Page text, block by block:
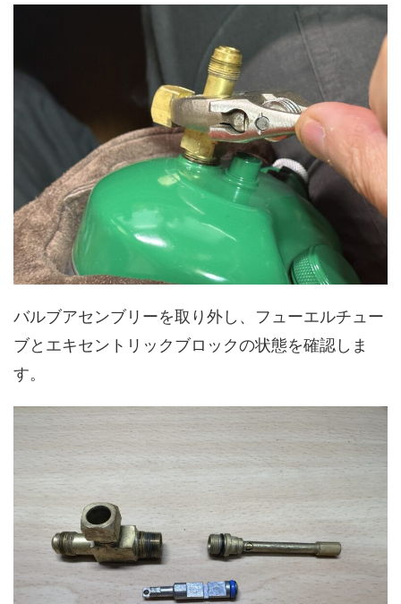
バルブアセンブリーを取り外し、フューエルチュー
ブとエキセントリックブロックの状態を確認しま
す。